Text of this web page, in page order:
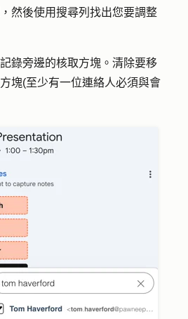
，然後使用搜尋列找出您要調整
錄旁邊的核取方塊 。清除要移
塊(至少有一位連絡人必須與會